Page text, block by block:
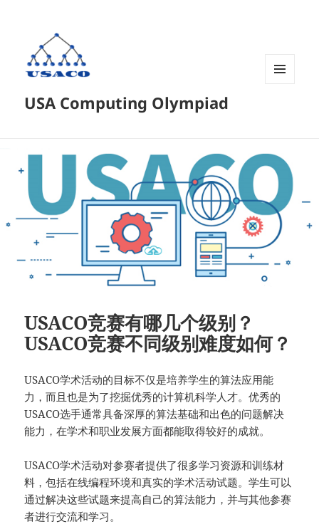
USA Computing Olympiad
USACO竞赛有哪几个级别？
USACO竞赛不同级别难度如何？
USACO学术活动的目标不仅是培养学生的算法应用能
力，而且也是为了挖掘优秀的计算机科学人才。优秀的
USACO选手通常具备深厚的算法基础和出色的问题解决
能力，在学术和职业发展方面都能取得较好的成就。
USACO学术活动对参赛者提供了很多学习资源和训练材
料，包括在线编程环境和真实的学术活动试题。学生可以
通过解决这些试题来提高自己的算法能力，并与其他参赛
者进行交流和学习。